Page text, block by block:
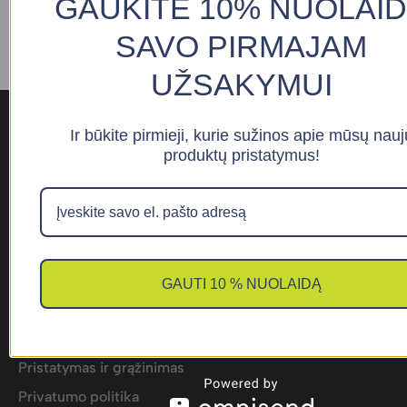
Susisiekite: info@bacpadel.eu
Nuorodos
Pristatymas ir grąžinimas
Privatumo politika
GAUKITE 10%
SAVO PIRMAJAM
UŽSAKYMUI
Ir būkite pirmieji, kurie sužinos apie mūsų
produktų pristatymus!
GAUTI 10 % NUOLAIDĄ